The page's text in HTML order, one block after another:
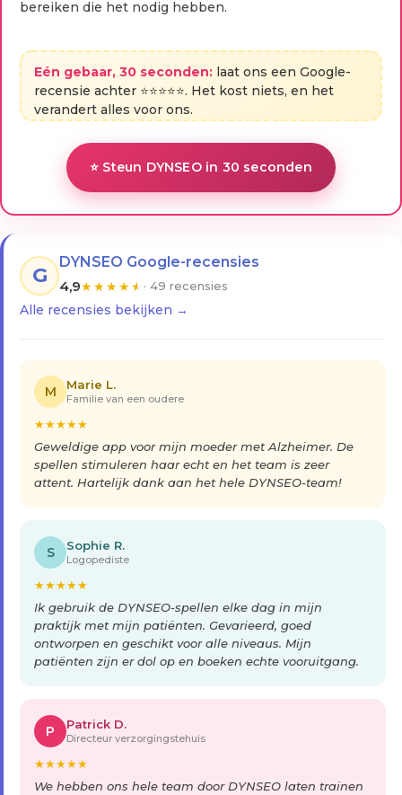
bereiken die het nodig hebben.
Eén gebaar, 30 seconden: laat ons een Google-
recensie achter ⭐⭐⭐⭐⭐. Het kost niets, en het
verandert alles voor ons.
⭐ Steun DYNSEO in 30 seconden
G
DYNSEO Google-recensies
4,9★★★★★ · 49 recensies
Alle recensies bekijken →
M Marie L.
Familie van een oudere
★★★★★
Geweldige app voor mijn moeder met Alzheimer. De
spellen stimuleren haar echt en het team is zeer
attent. Hartelijk dank aan het hele DYNSEO-team!
S Sophie R.
Logopediste
★★★★★
Ik gebruik de DYNSEO-spellen elke dag in mijn
praktijk met mijn patiënten. Gevarieerd, goed
ontworpen en geschikt voor alle niveaus. Mijn
patiënten zijn er dol op en boeken echte vooruitgang.
P Patrick D.
Directeur verzorgingstehuis
★★★★★
We hebben ons hele team door DYNSEO laten trainen